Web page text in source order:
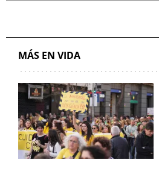
MÁS EN VIDA